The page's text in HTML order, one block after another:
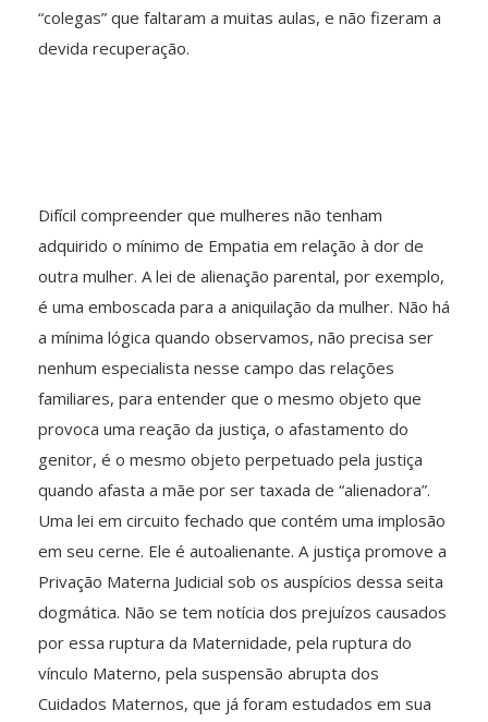
“colegas” que faltaram a muitas aulas, e não fizeram a
devida recuperação.
Difícil compreender que mulheres não tenham
adquirido o mínimo de Empatia em relação à dor de
outra mulher. A lei de alienação parental, por exemplo,
é uma emboscada para a aniquilação da mulher. Não há
a mínima lógica quando observamos, não precisa ser
nenhum especialista nesse campo das relações
familiares, para entender que o mesmo objeto que
provoca uma reação da justiça, o afastamento do
genitor, é o mesmo objeto perpetuado pela justiça
quando afasta a mãe por ser taxada de “alienadora”.
Uma lei em circuito fechado que contém uma implosão
em seu cerne. Ele é autoalienante. A justiça promove a
Privação Materna Judicial sob os auspícios dessa seita
dogmática. Não se tem notícia dos prejuízos causados
por essa ruptura da Maternidade, pela ruptura do
vínculo Materno, pela suspensão abrupta dos
Cuidados Maternos, que já foram estudados em sua